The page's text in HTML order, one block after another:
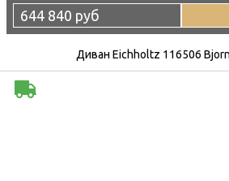
644 840 руб
Диван Eichholtz 116506